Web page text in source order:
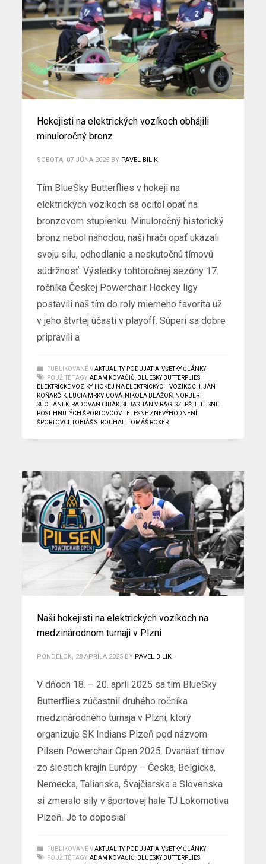
Hokejisti na elektrických vozíkoch obhájili
minuloročný bronz
SOBOTA, 07 JÚNA 2025 BY PAVEL BILIK
Tím BlueSky Butterflies v hokeji na
elektrických vozíkoch sa ocitol opäť na
bronzovom stupienku. Minuloročný historický
bronz nebol náhodou, naši hráči opäť ukázali
svoju silu, odhodlanie a neskutočnú tímovú
súdržnosť. Výsledky tohtoročnej sezóny 17.
ročníka Českej Powerchair Hockey ligy
postavili náš tím do roly mierneho favorita už
v jeho štvrtej účasti v playoff. Súperi sa dobre
pripravili a
PUBLIKOVANÉ V AKTUALITY, PODUJATIA ,VŠETKY ČLÁNKY
POUŽITÉ TAGY: ADAM KOVAČIČ BLUESKY BUTTERFLIES
ELEKTRICKÉ VOZÍKY, HOKEJ NA ELEKTRICKÝCH VOZÍKOCH ,JÁN
KOŇARČÍK
LUCIA MRKVICOVÁ NIKOLA BLAŽOŇ NORBERT
SUCHÁNEK RADOVAN CIBÁK ,SEBASTIÁN VIRÁG ,SZTPŠ ,TELESNE
POSTIHNUTÝCH ŠPORTOVCOV,TELESNE ZNEVÝHODNENÍ
ŠPORTOVCI ,TOBIÁŠ STROUHAL ,TOMÁŠ ROXER
Naši hokejisti na elektrických vozíkoch na
medzinárodnom turnaji v Plzni
PONDELOK, 28 APRÍLA 2025 BY PAVEL BILIK
V dňoch 18. – 20. apríl 2025 sa tím BlueSky
Butterflies zúčastnil druhého ročníka
medzinárodného turnaja v Plzni, ktorý
organizuje SK Indians Plzeň pod názvom
Pilsen Powerchair Open 2025. Dvanásť tímov
zo šiestich krajín Európy – Česka, Belgicka,
Nemecka, Talianska, Švajčiarska a Slovenska
si zmeralo sily v športovej hale TJ Lokomotiva
Plzeň. Je to doposiaľ
PUBLIKOVANÉ V AKTUALITY, PODUJATIA ,VŠETKY ČLÁNKY
POUŽITÉ TAGY: ADAM KOVAČIČ BLUESKY BUTTERFLIES